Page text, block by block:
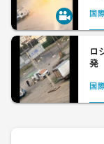
国
ロ
発
国